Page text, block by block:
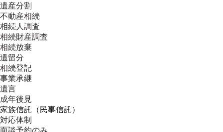
遺産分割
不動産相続
相続人調査
相続財産調査
相続放棄
遺留分
相続登記
事業承継
遺言
成年後見
家族信託（民事信託）
対応体制
面談予約のみ